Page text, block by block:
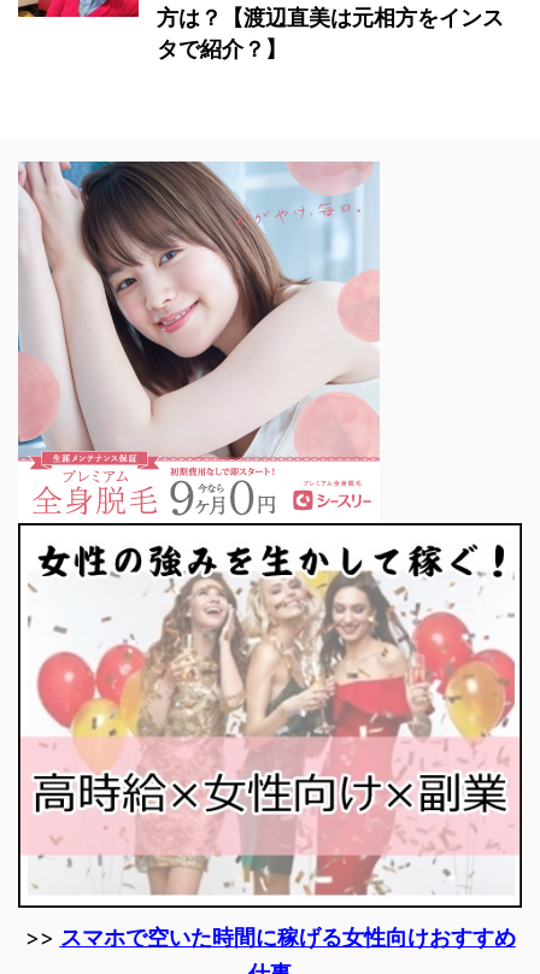
方は？【渡辺直美は元相方をインス
タで紹介？】
>> スマホで空いた時間に稼げる女性向けおすすめ